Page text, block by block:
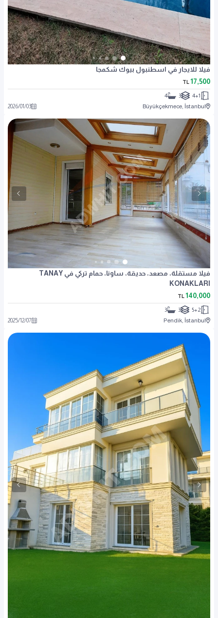
فيلا للايجار في اسطنبول بيوك شكمجا
17,500
TL
4+1
3
4
Büyükçekmece, İstanbul
2026/01/03
فيلا مستقلة، مصعد، حديقة، ساونا، حمام تركي في TANAY
KONAKLARI
140,000
TL
5+2
3
3
Pendik, İstanbul
2025/12/07